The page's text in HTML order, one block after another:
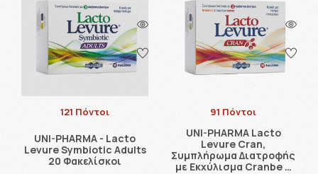
121 Πόντοι
UNI-PHARMA - Lacto
Levure Symbiotic Adults
20 Φακελίσκοι
91 Πόντοι
UNI-PHARMA Lacto
Levure Cran,
Συμπλήρωμα Διατροφής
με Εκχύλισμα Cranbe …